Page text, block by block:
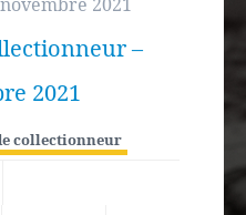
–
2021
collectionneur